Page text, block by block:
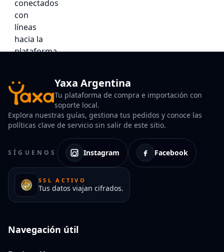
Yaxa Argentina
Tu plataforma de compra e importación con
soporte local.
Explora nuestras guías, gestiona tus pedidos y conoce las
políticas clave de servicio sin salir de este sitio.
SÍGUENOS Instagram Facebook
SSL ACTIVO
Tus datos viajan cifrados.
Navegación útil